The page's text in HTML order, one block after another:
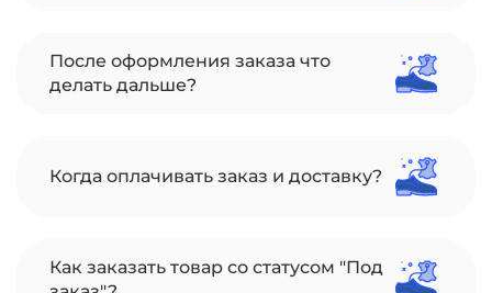
После оформления заказа что
делать дальше?
Когда оплачивать заказ и доставку?
Как заказать товар со статусом "Под